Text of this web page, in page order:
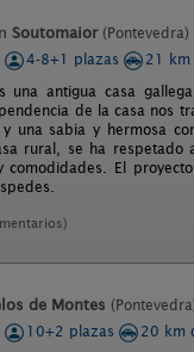
Soutomaior (Pontevedra)
4-8+1 plazas
21 km
una antigua casa
de la casa nos
una sabia y hermosa
rural, se ha
comodidades. El
de Montes
10+2 plazas 20 km